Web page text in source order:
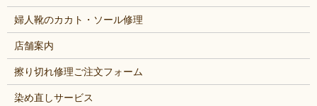
婦人靴のカカト・ソール修理
店舗案内
擦り切れ修理ご注文フォーム
染め直しサービス